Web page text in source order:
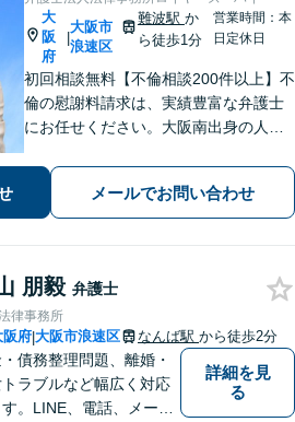
大
阪
府
|
大阪市
浪速区
難波駅 か
ら徒歩1分
営業時間：本
日定休日
初回相談無料【不倫相談200件以上】不
倫の慰謝料請求は、実績豊富な弁護士
にお任せください。大阪南出身の人情
通事故に遭われてお困りの方はお気軽
にお電話ください【当日／夜間／休日
の相談可】
メールでお問い合わせ
朋毅 弁護士
律事務所
阪府|大阪市浪速区 なんば駅 から徒歩2分
債務整理問題、離婚・
ラブルなど幅広く対応
す。LINE、電話、メー
詳細を見
る